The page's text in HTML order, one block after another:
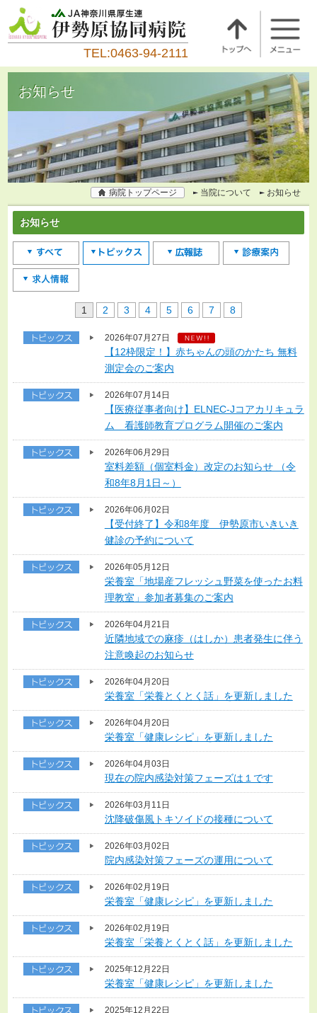
TEL:0463-94-2111
お知らせ
病院トップページ 当院について お知らせ
お知らせ
1 2 3 4 5 6 7 8
2026年07月27日
【12枠限定！】赤ちゃんの頭のかたち 無料
測定会のご案内
2026年07月14日
【医療従事者向け】ELNEC-Jコアカリキュラ
ム 看護師教育プログラム開催のご案内
2026年06月29日
室料差額（個室料金）改定のお知らせ （令
和8年8月1日～）
2026年06月02日
【受付終了】令和8年度 伊勢原市いきいき
健診の予約について
2026年05月12日
栄養室「地場産フレッシュ野菜を使ったお料
理教室」参加者募集のご案内
2026年04月21日
近隣地域での麻疹（はしか）患者発生に伴う
注意喚起のお知らせ
2026年04月20日
栄養室「栄養とくとく話」を更新しました
2026年04月20日
栄養室「健康レシピ」を更新しました
2026年04月03日
現在の院内感染対策フェーズは１です
2026年03月11日
沈降破傷風トキソイドの接種について
2026年03月02日
院内感染対策フェーズの運用について
2026年02月19日
栄養室「健康レシピ」を更新しました
2026年02月19日
栄養室「栄養とくとく話」を更新しました
2025年12月22日
栄養室「健康レシピ」を更新しました
2025年12月22日